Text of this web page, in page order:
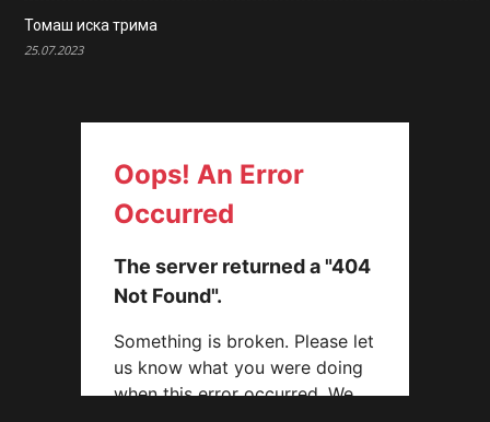
Томаш иска трима
25.07.2023